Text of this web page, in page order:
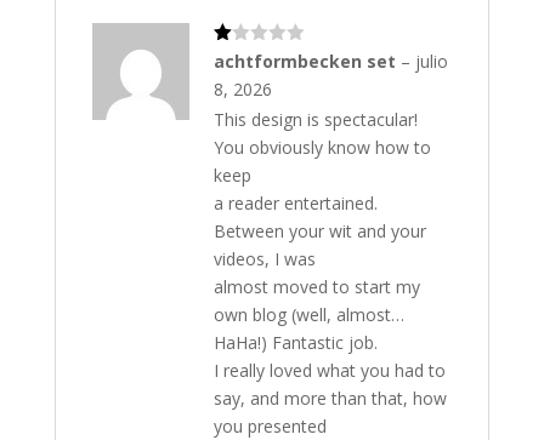
Va
ra
co
n
1
de
achtformbecken set – julio
8, 2026
This design is spectacular!
You obviously know how to
keep
a reader entertained.
Between your wit and your
videos, I was
almost moved to start my
own blog (well, almost…
HaHa!) Fantastic job.
I really loved what you had to
say, and more than that, how
you presented